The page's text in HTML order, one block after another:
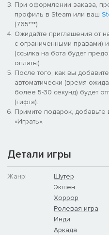
При оформлении заказа,
профиль в Steam или ваш
(765***).
Ожидайте приглашения от
с ограниченными правами)
(ссылка на бота будет
оплаты).
После того, как вы
автоматически (время
более 5-30 секунд) будет
(гифта).
Примите подарок, добавьте
«Играть».
Детали игры
Жанр:
Шутер
Экшен
Хоррор
Ролевая игра
Инди
Аркада